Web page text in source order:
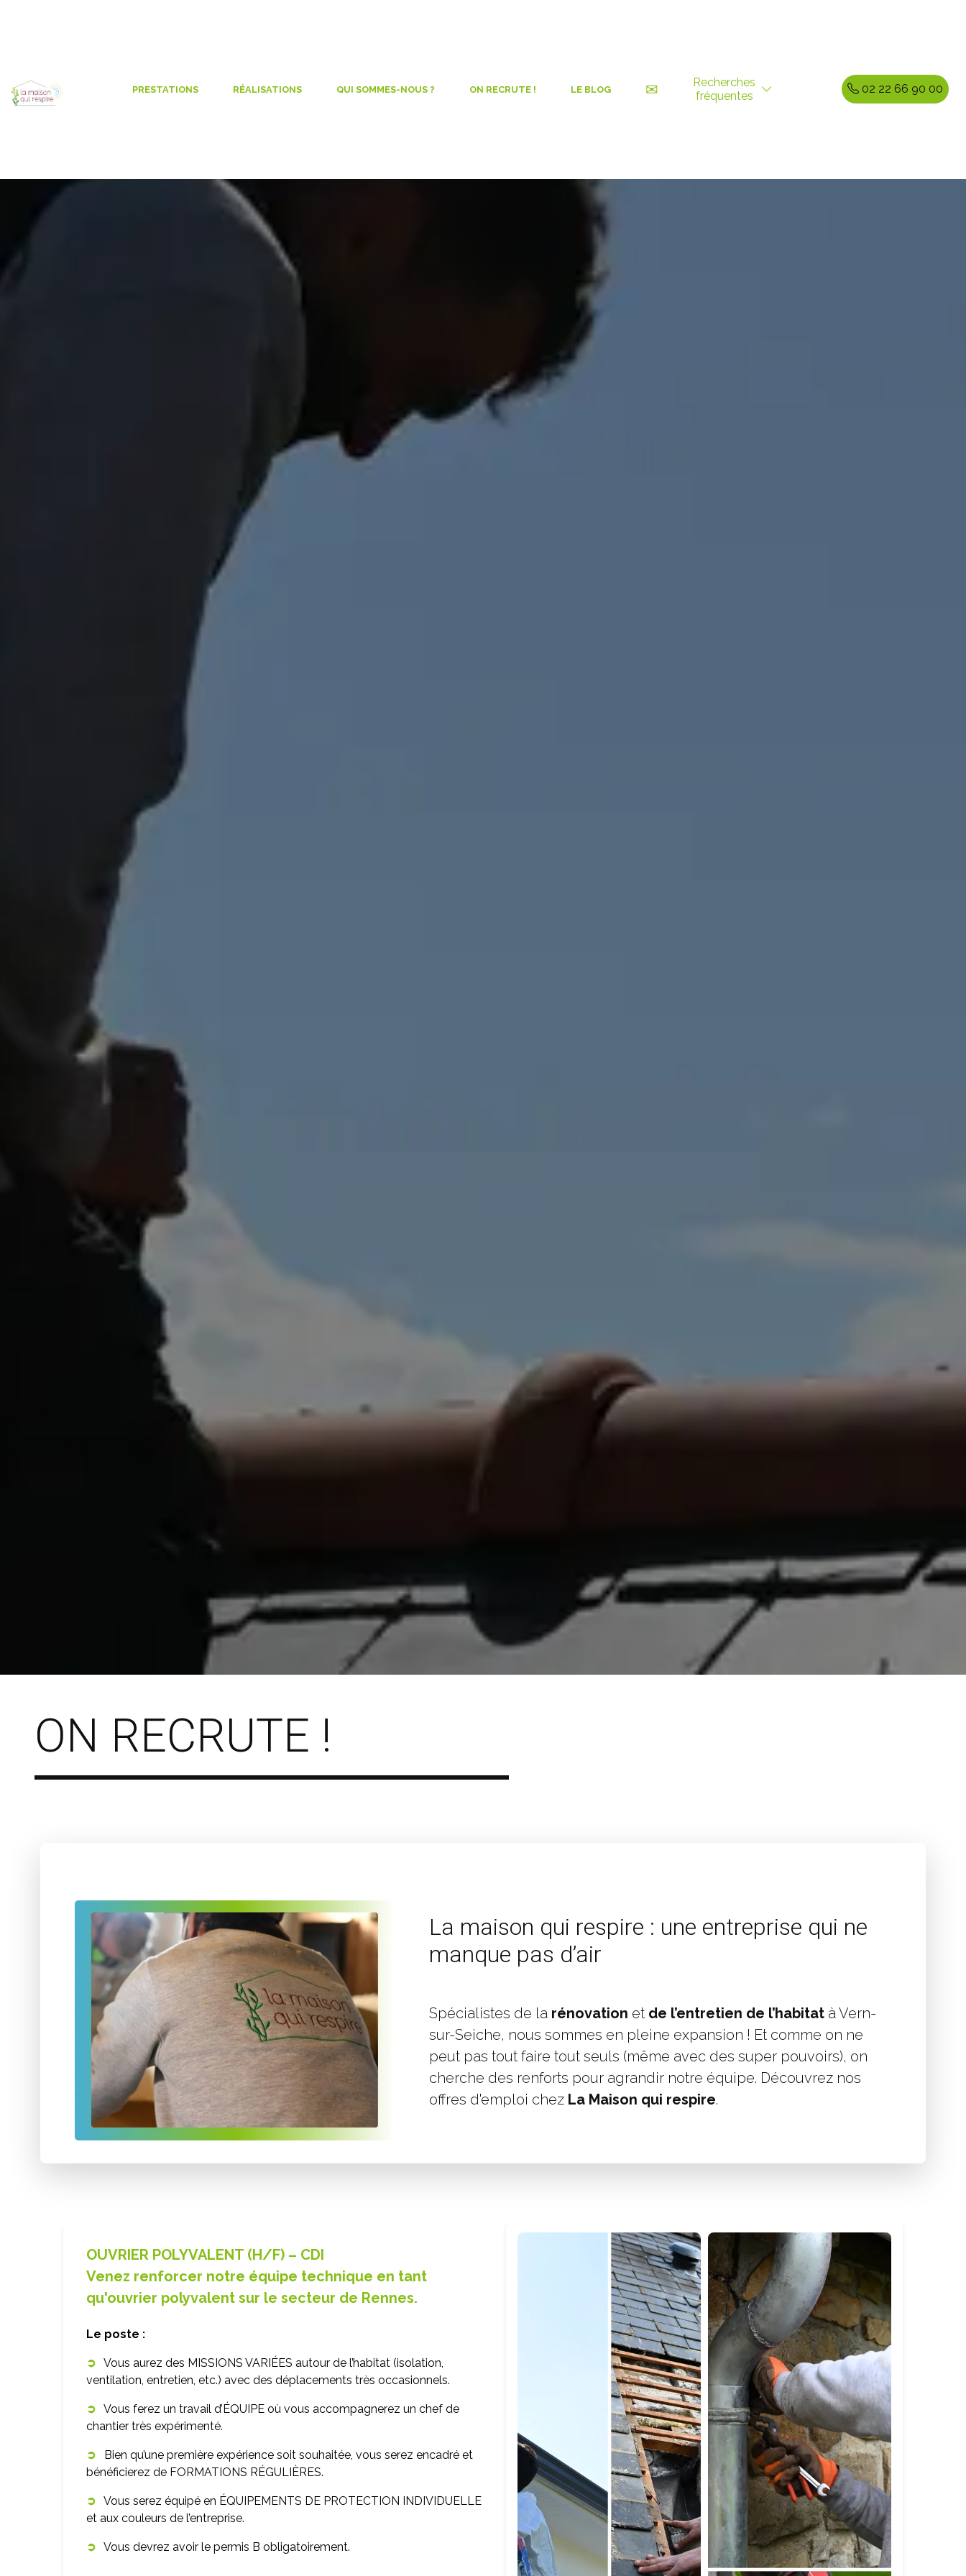
PRESTATIONS RÉALISATIONS QUI SOMMES-NOUS ? ON RECRUTE ! LE BLOG ✉
Recherches
fréquentes
02 22 66 90 00
ON RECRUTE !
La maison qui respire : une entreprise qui ne
manque pas d’air
Spécialistes de la rénovation et de l’entretien de l’habitat à Vern-
sur-Seiche, nous sommes en pleine expansion ! Et comme on ne
peut pas tout faire tout seuls (même avec des super pouvoirs), on
cherche des renforts pour agrandir notre équipe. Découvrez nos
offres d'emploi chez La Maison qui respire.
OUVRIER POLYVALENT (H/F) – CDI
Venez renforcer notre équipe technique en tant
qu'ouvrier polyvalent sur le secteur de Rennes.
Le poste :
➲ Vous aurez des MISSIONS VARIÉES autour de l’habitat (isolation,
ventilation, entretien, etc.) avec des déplacements très occasionnels.
➲ Vous ferez un travail d’ÉQUIPE où vous accompagnerez un chef de
chantier très expérimenté.
➲
Bien qu’une première expérience soit souhaitée, vous serez encadré et
bénéficierez de FORMATIONS RÉGULIÈRES.
➲ Vous serez équipé en ÉQUIPEMENTS DE PROTECTION INDIVIDUELLE
et aux couleurs de l’entreprise.
➲ Vous devrez avoir le permis B obligatoirement.